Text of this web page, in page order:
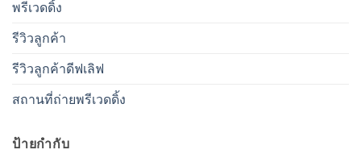
พรีเวดดิ้ง
รีวิวลูกค้า
รีวิวลูกค้าดีฟเลิฟ
สถานที่ถ่ายพรีเวดดิ้ง
ป้ายกำกับ